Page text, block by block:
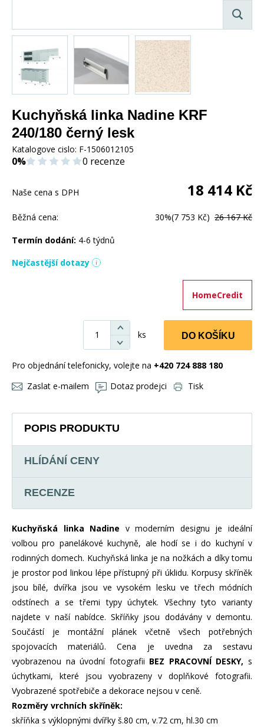
Kuchyňská linka Nadine KRF
240/180 černý lesk
Katalogove cislo: F-1506012105
0% 0 recenze
Naše cena s DPH 18 414 Kč
Běžná cena: 30%(7 753 Kč) 26 167 Kč
Termín dodání: 4-6 týdnů
Nejčastější dotazy
HomeCredit
ks DO KOŠÍKU
Pro objednání telefonicky, volejte na +420 724 888 180
Zaslat e-mailem
Dotaz prodejci Tisk
POPIS PRODUKTU
HLÍDÁNÍ CENY
RECENZE
Kuchyňská linka Nadine v moderním designu je ideální
volbou pro panelákové kuchyně, ale hodí se i do kuchyní v
rodinných domech. Kuchyňská linka je na nožkách a díky tomu
je prostor pod linkou lépe přístupný při úklidu. Korpusy skříněk
jsou bílé, dvířka jsou ve vysokém lesku ve třech módních
odstínech a se třemi typy úchytek. Všechny tyto varianty
najdete v naší nabídce. Skříňky jsou dodávány v demontu.
Součástí je montážní plánek včetně všech potřebných
spojovacích materiálů. Cena je uvedna za sestavu
vyobrazenou na úvodní fotografii BEZ PRACOVNÍ DESKY, s
úchytkami, které jsou vyobrazeny v doplňkové fotografii.
Vyobrazené spotřebiče a dekorace nejsou v ceně.
Rozměry vrchních skříněk:
skříňka s výklopnými dvířky š.80 cm, v.72 cm, hl.30 cm